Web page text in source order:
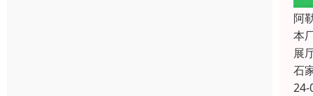
阿
本
展
石
24-